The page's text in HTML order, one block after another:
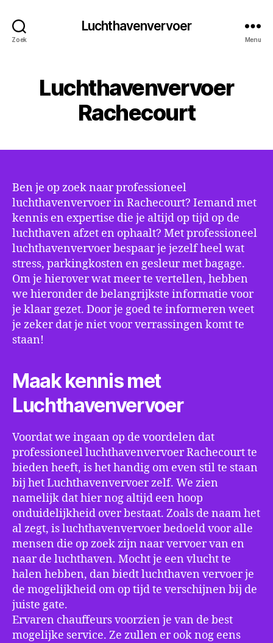
Zoek
Luchthavenvervoer
Menu
Luchthavenvervoer
Rachecourt
Ben je op zoek naar professioneel
luchthavenvervoer in Rachecourt? Iemand met
kennis en expertise die je altijd op tijd op de
luchthaven afzet en ophaalt? Met professioneel
luchthavenvervoer bespaar je jezelf heel wat
stress, parkingkosten en gesleur met bagage.
Om je hierover wat meer te vertellen, hebben
we hieronder de belangrijkste informatie voor
je klaar gezet. Door je goed te informeren weet
je zeker dat je niet voor verrassingen komt te
staan!
Maak kennis met
Luchthavenvervoer
Voordat we ingaan op de voordelen dat
professioneel luchthavenvervoer Rachecourt te
bieden heeft, is het handig om even stil te staan
bij het Luchthavenvervoer zelf. We zien
namelijk dat hier nog altijd een hoop
onduidelijkheid over bestaat. Zoals de naam het
al zegt, is luchthavenvervoer bedoeld voor alle
mensen die op zoek zijn naar vervoer van en
naar de luchthaven. Mocht je een vlucht te
halen hebben, dan biedt luchthaven vervoer je
de mogelijkheid om op tijd te verschijnen bij de
juiste gate.
Ervaren chauffeurs voorzien je van de best
mogelijke service. Ze zullen er ook nog eens